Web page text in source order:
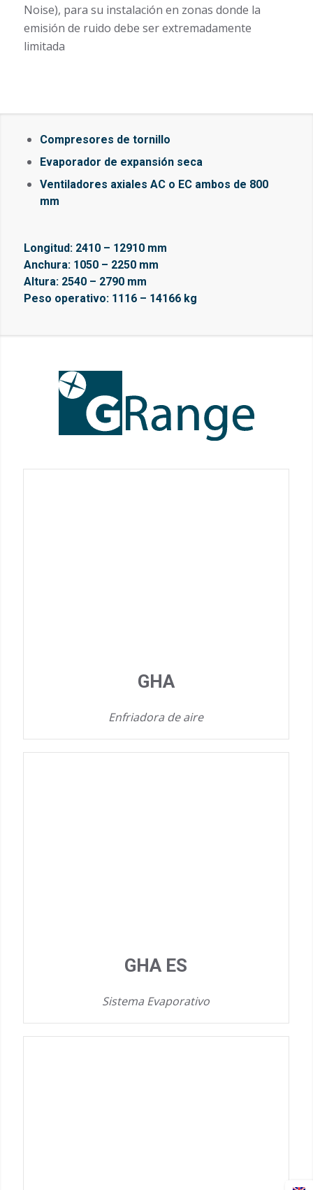
Noise), para su instalación en zonas donde la
emisión de ruido debe ser extremadamente
limitada
Compresores de tornillo
Evaporador de expansión seca
Ventiladores axiales AC o EC ambos de 800
mm
Longitud: 2410 – 12910 mm
Anchura: 1050 – 2250 mm
Altura: 2540 – 2790 mm
Peso operativo: 1116 – 14166 kg
GHA
Enfriadora de aire
GHA ES
Sistema Evaporativo